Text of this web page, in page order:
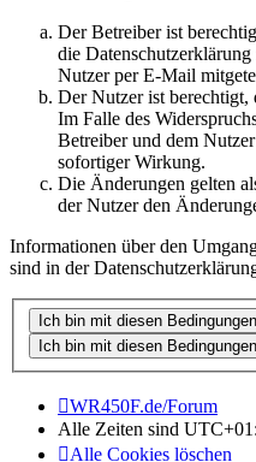
Der Betreiber ist
die
Nutzer per E-Mail
Der Nutzer ist berechtigt,
Im Falle des
Betreiber und dem
sofortiger Wirkung.
Die Änderungen gelten
der Nutzer den
Informationen über den
sind in der
WR450F.de/Forum
Alle Zeiten sind
Alle Cookies löschen